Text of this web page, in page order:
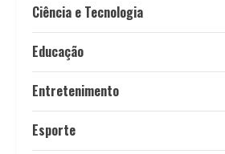
Ciência e Tecnologia
Educação
Entretenimento
Esporte